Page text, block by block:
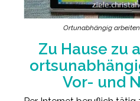
Ortunabhängig
Zu Hause zu
Vor- und